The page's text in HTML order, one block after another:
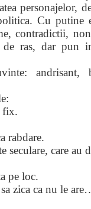
personajelor,
Cu putine
contradictii,
de ras, dar pun
andrisant,
fix.
rabdare.
care au
pe loc.
zica ca nu le